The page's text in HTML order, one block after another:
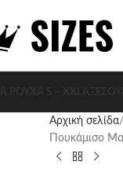
Αρχική σελίδα
Πουκάμισο